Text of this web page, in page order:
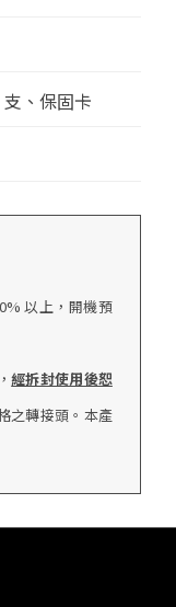
、保固卡
以上，開機預
經拆封使用後恕
之轉接頭。本產